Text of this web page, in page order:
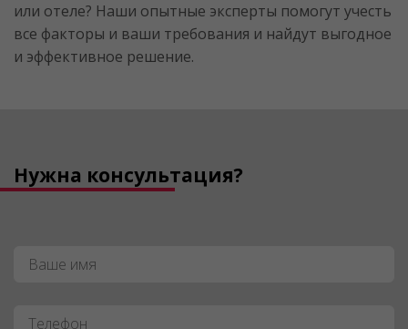
или отеле? Наши опытные эксперты помогут учесть
все факторы и ваши требования и найдут выгодное
и эффективное решение.
Нужна консультация?
Имя*
Телефон *